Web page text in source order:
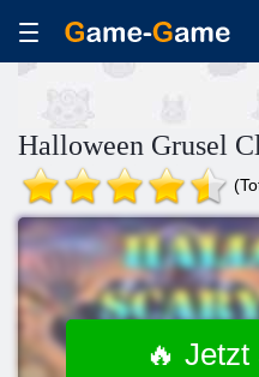
Halloween Grusel
🔥